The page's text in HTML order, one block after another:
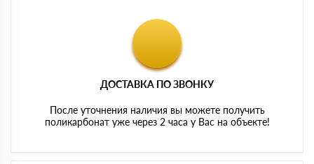
ДОСТАВКА ПО ЗВОНКУ
После уточнения наличия вы можете получить
поликарбонат уже через 2 часа у Вас на объекте!